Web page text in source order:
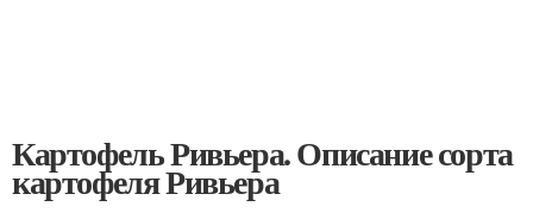
Картофель Ривьера. Описание сорта
картофеля Ривьера